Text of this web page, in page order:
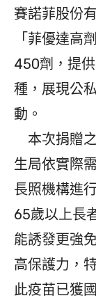
賽諾菲股份
「菲優達高
450劑，提
種，展現公
動。
本次捐贈
生局依實際
長照機構進
65歲以上長
能誘發更強
高保護力，
此疫苗已獲